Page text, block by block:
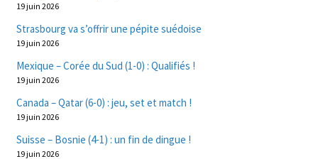
19 juin 2026
Strasbourg va s’offrir une pépite suédoise
19 juin 2026
Mexique – Corée du Sud (1-0) : Qualifiés !
19 juin 2026
Canada – Qatar (6-0) : jeu, set et match !
19 juin 2026
Suisse – Bosnie (4-1) : un fin de dingue !
19 juin 2026